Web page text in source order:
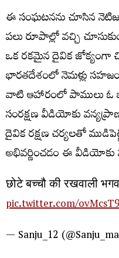
ఈ సంఘటనను చూసిన
పలు రూపాల్లో వచ్చి
ఒక రకమైన దైవిక జోక్యంగా
భారతదేశంలో నెమళ్లు
వాటి ఆహారంలో పాములు
సంరక్షణ వీడియోకు
దైవిక రక్షణ చర్యలతో
అభివర్ణించడం ఈ వీడియోకు
छोटे बच्चौ की रखवाली
pic.twitter.com/
— Sanju_12